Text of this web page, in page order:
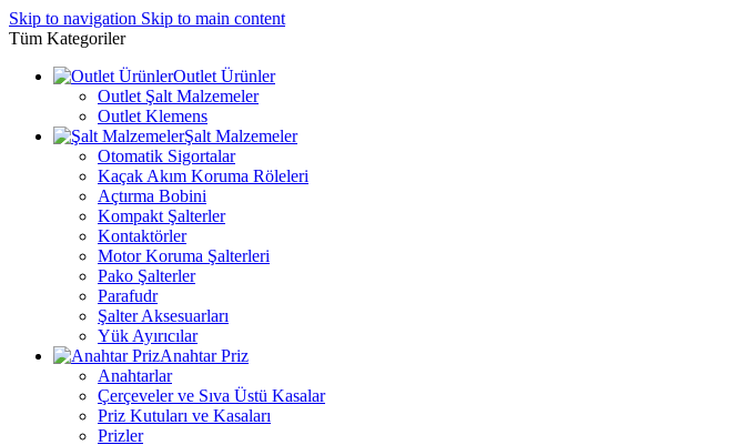
Skip to navigation Skip to main content
Tüm Kategoriler
Outlet Ürünler
Outlet Şalt Malzemeler
Outlet Klemens
Şalt Malzemeler
Otomatik Sigortalar
Kaçak Akım Koruma Röleleri
Açtırma Bobini
Kompakt Şalterler
Kontaktörler
Motor Koruma Şalterleri
Pako Şalterler
Parafudr
Şalter Aksesuarları
Yük Ayırıcılar
Anahtar Priz
Anahtarlar
Çerçeveler ve Sıva Üstü Kasalar
Priz Kutuları ve Kasaları
Prizler